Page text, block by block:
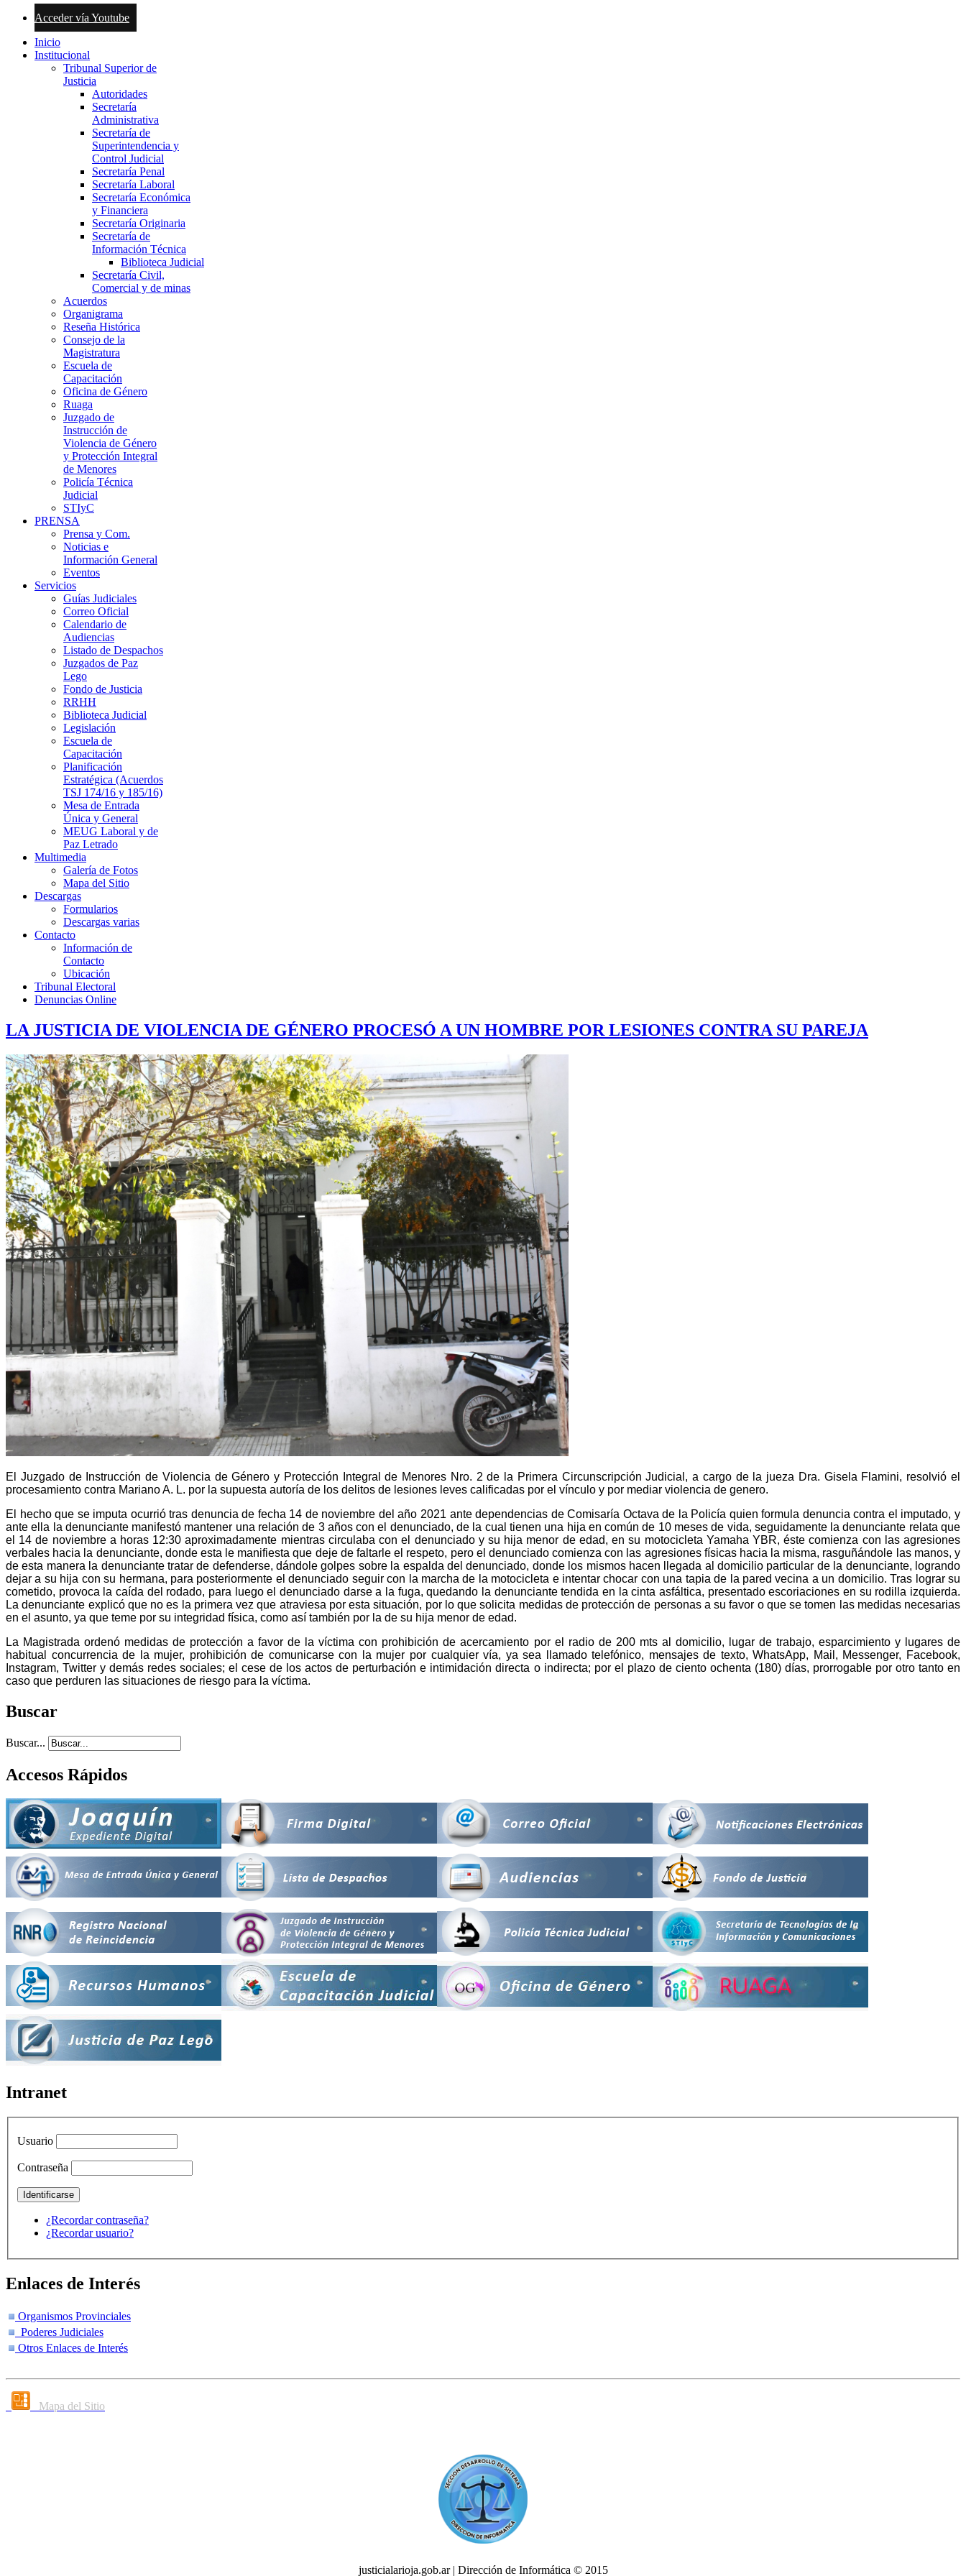
Acceder vía Youtube
Inicio
Institucional
Tribunal Superior de
Justicia
Autoridades
Secretaría
Administrativa
Secretaría de
Superintendencia y
Control Judicial
Secretaría Penal
Secretaría Laboral
Secretaría Económica
y Financiera
Secretaría Originaria
Secretaría de
Información Técnica
Biblioteca Judicial
Secretaría Civil,
Comercial y de minas
Acuerdos
Organigrama
Reseña Histórica
Consejo de la
Magistratura
Escuela de
Capacitación
Oficina de Género
Ruaga
Juzgado de
Instrucción de
Violencia de Género
y Protección Integral
de Menores
Policía Técnica
Judicial
STIyC
PRENSA
Prensa y Com.
Noticias e
Información General
Eventos
Servicios
Guías Judiciales
Correo Oficial
Calendario de
Audiencias
Listado de Despachos
Juzgados de Paz
Lego
Fondo de Justicia
RRHH
Biblioteca Judicial
Legislación
Escuela de
Capacitación
Planificación
Estratégica (Acuerdos
TSJ 174/16 y 185/16)
Mesa de Entrada
Única y General
MEUG Laboral y de
Paz Letrado
Multimedia
Galería de Fotos
Mapa del Sitio
Descargas
Formularios
Descargas varias
Contacto
Información de
Contacto
Ubicación
Tribunal Electoral
Denuncias Online
LA JUSTICIA DE VIOLENCIA DE GÉNERO PROCESÓ A UN HOMBRE POR LESIONES CONTRA SU PAREJA
E l Juzgado de Instrucción de Violencia de Género y Protección Integral de Menores Nro. 2 de la Primera Circunscripción Judicial, a cargo de la jueza Dra. Gisela Flamini, resolvió el
procesamiento contra Mariano A. L. por la supuesta autoría de los delitos de lesiones leves calificadas por el vínculo y por mediar violencia de genero.
El hecho que se imputa ocurrió tras denuncia de fecha 14 de noviembre del año 2021 ante dependencias de Comisaría Octava de la Policía quien formula denuncia contra el imputado, y
ante ella la denunciante manifestó mantener una relación de 3 años con el denunciado, de la cual tienen una hija en común de 10 meses de vida, seguidamente la denunciante relata que
el 14 de noviembre a horas 12:30 aproximadamente mientras circulaba con el denunciado y su hija menor de edad, en su motocicleta Yamaha YBR, éste comienza con las agresiones
verbales hacia la denunciante, donde esta le manifiesta que deje de faltarle el respeto, pero el denunciado comienza con las agresiones físicas hacia la misma, rasguñándole las manos, y
de esta manera la denunciante tratar de defenderse, dándole golpes sobre la espalda del denunciado, donde los mismos hacen llegada al domicilio particular de la denunciante, logrando
dejar a su hija con su hermana, para posteriormente el denunciado seguir con la marcha de la motocicleta e intentar chocar con una tapia de la pared vecina a un domicilio. Tras lograr su
cometido, provoca la caída del rodado, para luego el denunciado darse a la fuga, quedando la denunciante tendida en la cinta asfáltica, presentado escoriaciones en su rodilla izquierda.
La denunciante explicó que no es la primera vez que atraviesa por esta situación, por lo que solicita medidas de protección de personas a su favor o que se tomen las medidas necesarias
en el asunto, ya que teme por su integridad física, como así también por la de su hija menor de edad.
La Magistrada ordenó medidas de protección a favor de la víctima con prohibición de acercamiento por el radio de 200 mts al domicilio, lugar de trabajo, esparcimiento y lugares de
habitual concurrencia de la mujer, prohibición de comunicarse con la mujer por cualquier vía, ya sea llamado telefónico, mensajes de texto, WhatsApp, Mail, Messenger, Facebook,
Instagram, Twitter y demás redes sociales; el cese de los actos de perturbación e intimidación directa o indirecta; por el plazo de ciento ochenta (180) días, prorrogable por otro tanto en
caso que perduren las situaciones de riesgo para la víctima.
Buscar
Buscar...
Accesos Rápidos
Intranet
Usuario
Contraseña
¿Recordar contraseña?
¿Recordar usuario?
Enlaces de Interés
Organismos Provinciales
Poderes Judiciales
Otros Enlaces de Interés
Mapa del Sitio
justicialarioja.gob.ar | Dirección de Informática © 2015